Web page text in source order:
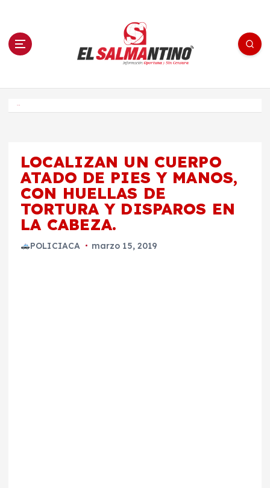
n El Salmantino - medios/noticias/editorial
LOCALIZAN UN CUERPO
ATADO DE PIES Y MANOS,
CON HUELLAS DE
TORTURA Y DISPAROS EN
LA CABEZA.
POLICIACA marzo 15, 2019